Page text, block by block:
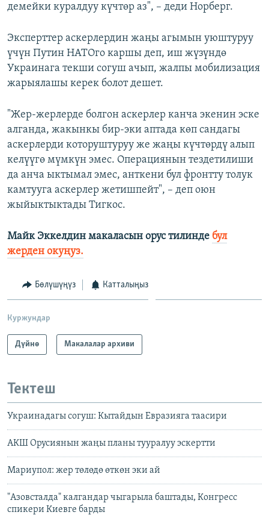
демейки куралдуу күчтөр аз", – деди Норберг.
Эксперттер аскерлердин жаңы агымын уюштуруу
үчүн Путин НАТОго каршы деп, иш жүзүндө
Украинага текши согуш ачып, жалпы мобилизация
жарыялашы керек болот дешет.
"Жер-жерлерде болгон аскерлер канча экенин эске
алганда, жакынкы бир-эки аптада көп сандагы
аскерлерди которуштуруу же жаңы күчтөрдү алып
келүүгө мүмкүн эмес. Операциянын тездетилиши
да анча ыктымал эмес, анткени бул фронтту толук
камтууга аскерлер жетишпейт", – деп оюн
жыйыктыктады Тигкос.
Майк Эккелдин макаласын орус тилинде бул
жерден окуңуз.
Бөлүшүңүз Катталыңыз
Куржундар
Дүйнө Макалалар архиви
Тектеш
Украинадагы согуш: Кытайдын Евразияга таасири
АКШ Орусиянын жаңы планы тууралуу эскертти
Мариупол: жер төлөдө өткөн эки ай
"Азовсталда" калгандар чыгарыла баштады, Конгресс
спикери Киевге барды